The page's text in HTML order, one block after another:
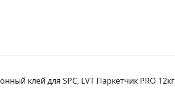
клей для SPC, LVT Паркетчик PRO